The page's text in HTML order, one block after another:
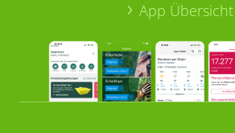
App Übersicht